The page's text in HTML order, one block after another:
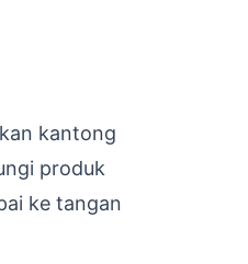
kantong
produk
ke tangan